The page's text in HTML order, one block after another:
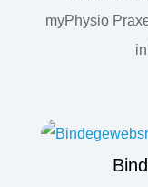
myPhysio